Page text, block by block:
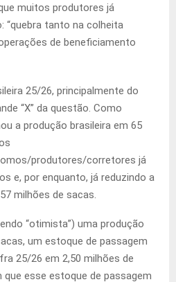
muitos produtores já
“quebra tanto na colheita
de beneficiamento
25/26, principalmente do
“X” da questão. Como
a produção brasileira em 65
produtores/corretores já
e, por enquanto, já reduzindo a
milhões de sacas.
“otimista”) uma produção
um estoque de passagem
25/26 em 2,50 milhões de
esse estoque de passagem